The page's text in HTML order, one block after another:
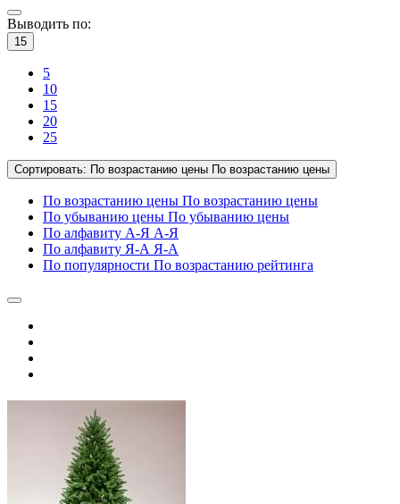
Выводить по:
15
5
10
15
20
25
Сортировать: По возрастанию цены По возрастанию цены
По возрастанию цены По возрастанию цены
По убыванию цены По убыванию цены
По алфавиту А-Я А-Я
По алфавиту Я-А Я-А
По популярности По возрастанию рейтинга